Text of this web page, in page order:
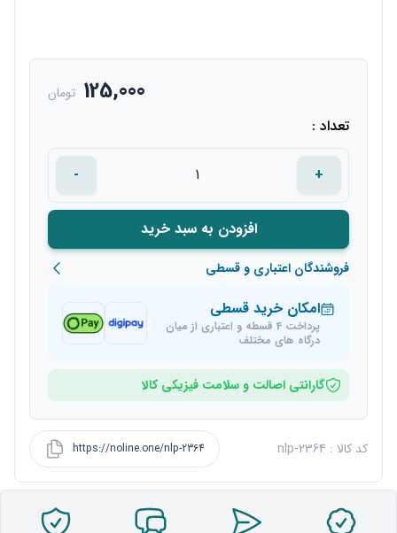
125,000 تومان
تعداد :
+
-
افزودن به سبد خرید
فروشندگان اعتباری و قسطی
امکان خرید قسطی
پرداخت 4 قسطه و اعتباری از میان
درگاه های مختلف
گارانتی اصالت و سلامت فیزیکی کالا
کد کالا : nlp-2364 https://noline.one/nlp-2364